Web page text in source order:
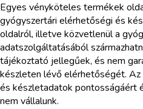
Egyes vényköteles termékek
gyógyszertári elérhetőségi és
oldalról, illetve közvetlenül a
adatszolgáltatásából
tájékoztató jellegűek, és nem
készleten lévő elérhetőségét.
és készletadatok pontosságáért
nem vállalunk.